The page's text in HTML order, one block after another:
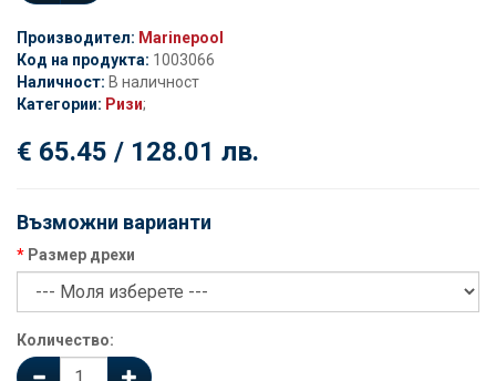
Производител: Marinepool
Код на продукта: 1003066
Наличност: В наличност
Категории: Ризи;
€ 65.45 / 128.01 лв.
Възможни варианти
Размер дрехи
Количество: